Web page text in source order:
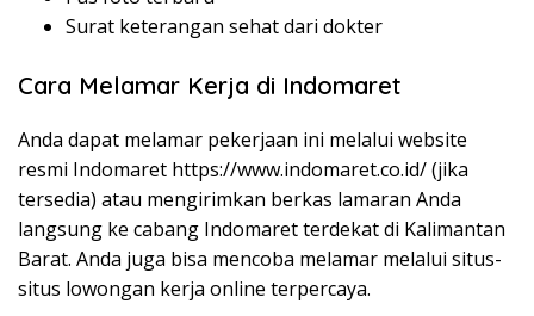
Surat keterangan sehat dari dokter
Cara Melamar Kerja di Indomaret
Anda dapat melamar pekerjaan ini melalui website
resmi Indomaret https://www.indomaret.co.id/(jika
tersedia) atau mengirimkan berkas lamaran Anda
langsung ke cabang Indomaret terdekat di Kalimantan
Barat. Anda juga bisa mencoba melamar melalui situs-
situs lowongan kerja online terpercaya.